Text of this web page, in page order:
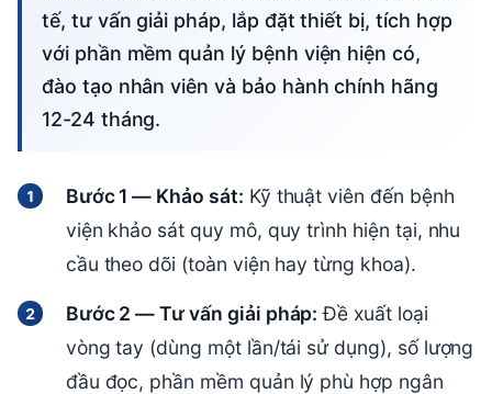
tế, tư vấn giải pháp, lắp đặt thiết bị, tích hợp
với phần mềm quản lý bệnh viện hiện có,
đào tạo nhân viên và bảo hành chính hãng
12-24 tháng.
Bước 1 — Khảo sát: Kỹ thuật viên đến bệnh
viện khảo sát quy mô, quy trình hiện tại, nhu
cầu theo dõi (toàn viện hay từng khoa).
Bước 2 — Tư vấn giải pháp: Đề xuất loại
vòng tay (dùng một lần/tái sử dụng), số lượng
đầu đọc, phần mềm quản lý phù hợp ngân